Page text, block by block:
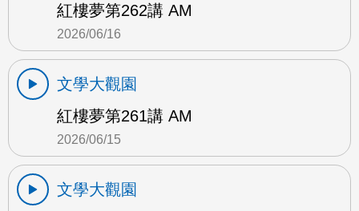
紅樓夢第262講 AM
2026/06/16
文學大觀園
紅樓夢第261講 AM
2026/06/15
文學大觀園